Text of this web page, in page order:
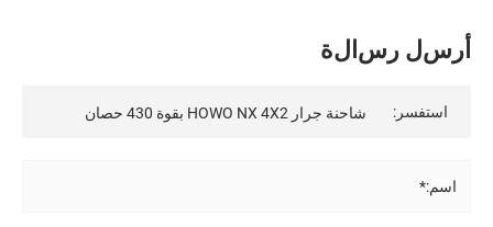
أر سل ر سالة
استفسر:
اسم:*